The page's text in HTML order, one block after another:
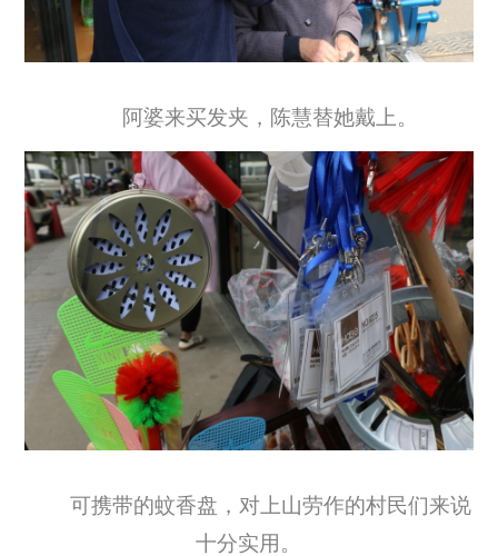
阿婆来买发夹，陈慧替她戴上。
可携带的蚊香盘，对上山劳作的村民们来说
十分实用。